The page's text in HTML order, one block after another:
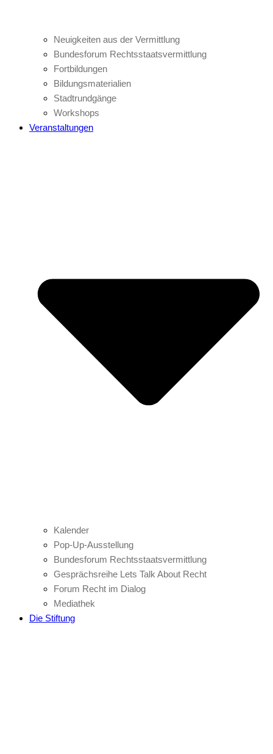
Neuigkeiten aus der Vermittlung
Bundesforum Rechtsstaatsvermittlung
Fortbildungen
Bildungsmaterialien
Stadtrundgänge
Workshops
Veranstaltungen
Kalender
Pop-Up-Ausstellung
Bundesforum Rechtsstaatsvermittlung
Gesprächsreihe Lets Talk About Recht
Forum Recht im Dialog
Mediathek
Die Stiftung